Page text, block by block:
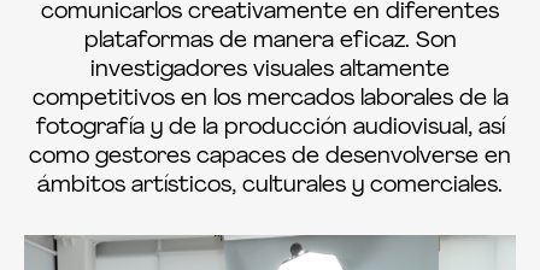
comunicarlos creativamente en diferentes
plataformas de manera eficaz. Son
investigadores visuales altamente
competitivos en los mercados laborales de la
fotografía y de la producción audiovisual, así
como gestores capaces de desenvolverse en
ámbitos artísticos, culturales y comerciales.